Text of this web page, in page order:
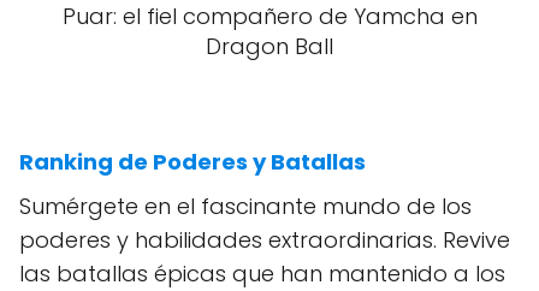
Puar: el fiel compañero de Yamcha en
Dragon Ball
Ranking de Poderes y Batallas
Sumérgete en el fascinante mundo de los
poderes y habilidades extraordinarias. Revive
las batallas épicas que han mantenido a los